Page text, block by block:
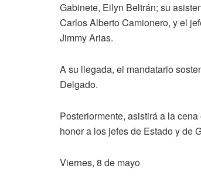
Gabinete, Eilyn Beltrán; su
Carlos Alberto Camionero, y el
Jimmy Arias.
A su llegada, el mandatario
Delgado.
Posteriormente, asistirá a la
honor a los jefes de Estado y de
Viernes, 8 de mayo